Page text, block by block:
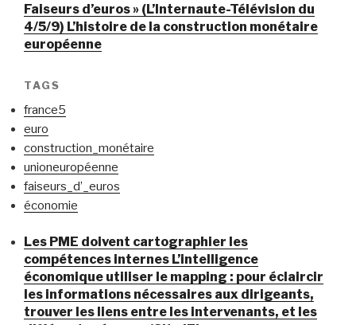
Faiseurs d’euros » (L’Internaute-Télévision du
4/5/9) L’histoire de la construction monétaire
européenne
TAGS
france5
euro
construction_monétaire
unioneuropéenne
faiseurs_d’_euros
économie
Les PME doivent cartographier les
compétences internes L’intelligence
économique utiliser le mapping : pour éclaircir
les informations nécessaires aux dirigeants,
trouver les liens entre les intervenants, et les